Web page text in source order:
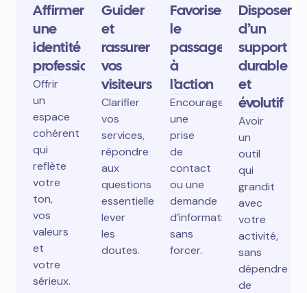
Affirmer
une
identité
professionnelle
Offrir
un
espace
cohérent
qui
reflète
votre
ton,
vos
valeurs
et
votre
sérieux.
Guider
et
rassurer
vos
visiteurs
Clarifier
vos
services,
répondre
aux
questions
essentielles,
lever
les
doutes.
Favoriser
le
passage
à
l’action
Encourager
une
prise
de
contact
ou une
demande
d’information
sans
forcer.
Disposer
d’un
support
durable
et
évolutif
Avoir
un
outil
qui
grandit
avec
votre
activité,
sans
dépendre
de